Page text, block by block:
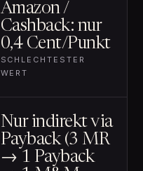
Amazon /
Cashback: nur
0,4 Cent/Punkt
SCHLECHTESTER
WERT
Nur indirekt via
Payback (3 MR
→ 1 Payback